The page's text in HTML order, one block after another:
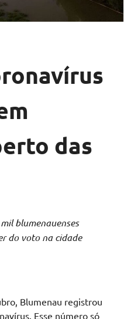
das
blumenauenses
do voto na cidade
Blumenau registrou
Esse número só